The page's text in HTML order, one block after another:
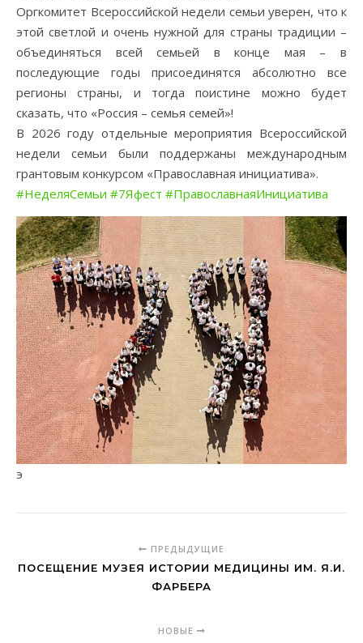
Оргкомитет Всероссийской недели семьи уверен, что к
этой светлой и очень нужной для страны традиции –
объединяться всей семьей в конце мая – в
последующие годы присоединятся абсолютно все
регионы страны, и тогда поистине можно будет
сказать, что «Россия – семья семей»!
В 2026 году отдельные мероприятия Всероссийской
недели семьи были поддержаны международным
грантовым конкурсом «Православная инициатива».
#НеделяСемьи #7Яфест #ПравославнаяИнициатива
э
ПРЕДЫДУЩИЕ
ПОСЕЩЕНИЕ МУЗЕЯ ИСТОРИИ МЕДИЦИНЫ ИМ. Я.И.
ФАРБЕРА
НОВЫЕ